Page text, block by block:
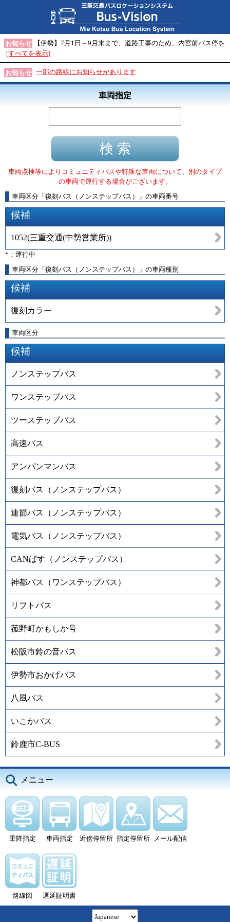
お知らせ
【伊勢】7月1日～9月末まで、道路工事のため、内宮前バス停を
[すべてを表示]
お知らせ 一部の路線にお知らせがあります
車両指定
車両点検等によりコミュニティバスや特殊な車両について、別のタイプ
の車両で運行する場合がございます。
車両区分 「 復刻バス（ノンステップバス） 」 の車両番号
候補
1052(三重交通(中勢営業所))
*：運行中
車両区分「復刻バス（ノンステップバス）」の車両種別
候補
復刻カラー
車両区分
候補
ノンステップバス
ワンステップバス
ツーステップバス
高速バス
アンパンマンバス
復刻バス（ノンステップバス）
連節バス（ノンステップバス）
電気バス（ノンステップバス）
CANばす（ノンステップバス）
神都バス（ワンステップバス）
リフトバス
菰野町かもしか号
松阪市鈴の音バス
伊勢市おかげバス
八風バス
いこかバス
鈴鹿市C-BUS
メニュー
乗降指定 車両指定 近傍停留所 指定停留所 メール配信
路線図 遅延証明書